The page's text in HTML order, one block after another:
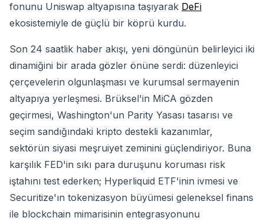
fonunu Uniswap altyapısına taşıyarak DeFi
ekosistemiyle de güçlü bir köprü kurdu.
Son 24 saatlik haber akışı, yeni döngünün belirleyici iki
dinamiğini bir arada gözler önüne serdi: düzenleyici
çerçevelerin olgunlaşması ve kurumsal sermayenin
altyapıya yerleşmesi. Brüksel'in MiCA gözden
geçirmesi, Washington'un Parity Yasası tasarısı ve
seçim sandığındaki kripto destekli kazanımlar,
sektörün siyasi meşruiyet zeminini güçlendiriyor. Buna
karşılık FED'in sıkı para duruşunu koruması risk
iştahını test ederken; Hyperliquid ETF'inin ivmesi ve
Securitize'ın tokenizasyon büyümesi geleneksel finans
ile blockchain mimarisinin entegrasyonunu